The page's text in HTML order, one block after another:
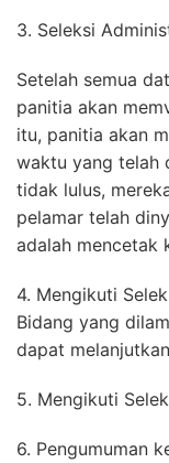
Blog
3. Seleksi
Setelah semua
panitia akan
itu, panitia akan
waktu yang telah
tidak lulus,
pelamar telah
adalah mencetak
4. Mengikuti
Bidang yang
dapat
5. Mengikuti
6. Pengumuman